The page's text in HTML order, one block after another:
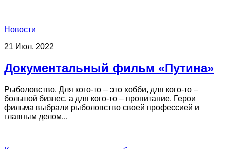
Новости
21 Июл, 2022
Документальный фильм «Путина»
Рыболовство. Для кого-то – это хобби, для кого-то –
большой бизнес, а для кого-то – пропитание. Герои
фильма выбрали рыболовство своей профессией и
главным делом...